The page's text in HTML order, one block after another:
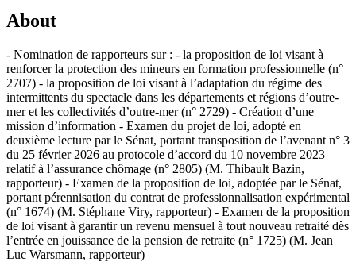
About
- Nomination de rapporteurs sur : - la proposition de loi visant à
renforcer la protection des mineurs en formation professionnelle (n°
2707) - la proposition de loi visant à l’adaptation du régime des
intermittents du spectacle dans les départements et régions d’outre-
mer et les collectivités d’outre-mer (n° 2729) - Création d’une
mission d’information - Examen du projet de loi, adopté en
deuxième lecture par le Sénat, portant transposition de l’avenant n° 3
du 25 février 2026 au protocole d’accord du 10 novembre 2023
relatif à l’assurance chômage (n° 2805) (M. Thibault Bazin,
rapporteur) - Examen de la proposition de loi, adoptée par le Sénat,
portant pérennisation du contrat de professionnalisation expérimental
(n° 1674) (M. Stéphane Viry, rapporteur) - Examen de la proposition
de loi visant à garantir un revenu mensuel à tout nouveau retraité dès
l’entrée en jouissance de la pension de retraite (n° 1725) (M. Jean
Luc Warsmann, rapporteur)